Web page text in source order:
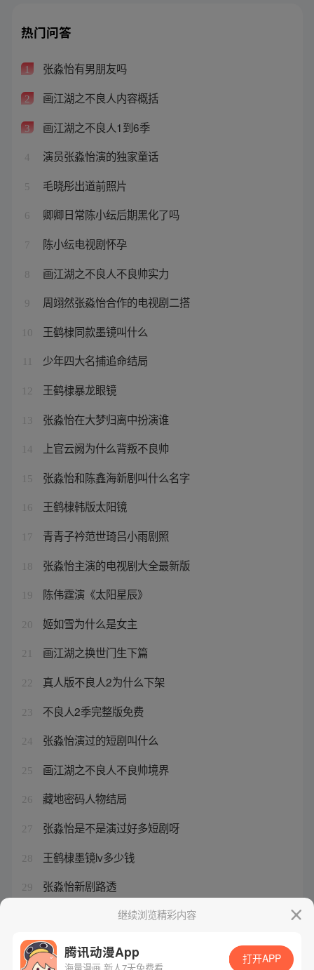
热门问答
1 张淼怡有男朋友吗
2 画江湖之不良人内容概括
3 画江湖之不良人1到6季
4 演员张淼怡演的独家童话
5 毛晓彤出道前照片
6 卿卿日常陈小纭后期黑化了吗
7 陈小纭电视剧怀孕
8 画江湖之不良人不良帅实力
9 周翊然张淼怡合作的电视剧二搭
10 王鹤棣同款墨镜叫什么
少年四大名捕追命结局
12 王鹤棣暴龙眼镜
13 张淼怡在大梦归离中扮演谁
14 上官云阙为什么背叛不良帅
15 张淼怡和陈鑫海新剧叫什么名字
16 王鹤棣韩版太阳镜
17 青青子衿范世琦吕小雨剧照
18 张淼怡主演的电视剧大全最新版
19 陈伟霆演《太阳星辰》
20 姬如雪为什么是女主
21 画江湖之换世门生下篇
22 真人版不良人2为什么下架
23 不良人2季完整版免费
24 张淼怡演过的短剧叫什么
25 画江湖之不良人不良帅境界
26 藏地密码人物结局
27 张淼怡是不是演过好多短剧呀
28 王鹤棣墨镜lv多少钱
29 张淼怡新剧路透
张淼怡体重多少斤继续浏览精彩内容
腾讯动漫App 打开APP